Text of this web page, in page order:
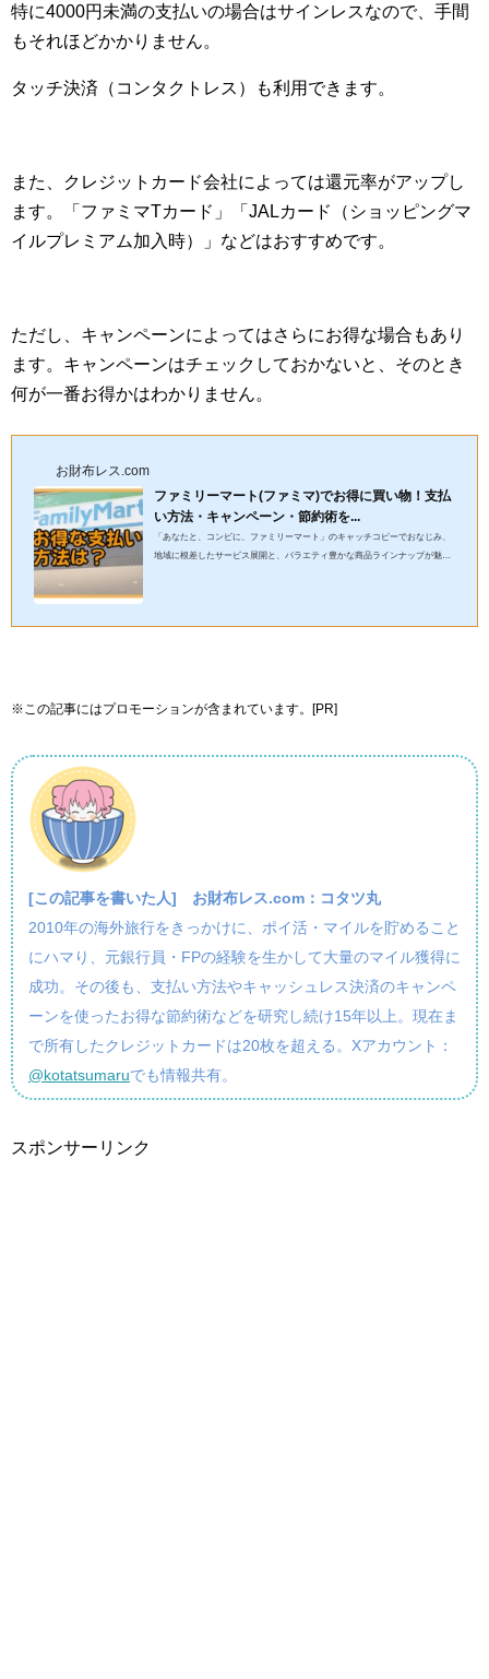
特に4000円未満の支払いの場合はサインレスなので、手間
もそれほどかかりません。
タッチ決済（コンタクトレス）も利用できます。
また、クレジットカード会社によっては還元率がアップし
ます。「ファミマTカード」「JALカード（ショッピングマ
イルプレミアム加入時）」などはおすすめです。
ただし、キャンペーンによってはさらにお得な場合もあり
ます。キャンペーンはチェックしておかないと、そのとき
何が一番お得かはわかりません。
お財布レス.com
ファミリーマート(ファミマ)でお得に買い物！支払
い方法・キャンペーン・節約術を...
「あなたと、コンビに、ファミリーマート」のキャッチコピーでおなじみ、
地域に根差したサービス展開と、バラエティ豊かな商品ラインナップが魅力
※この記事にはプロモーションが含まれています。[PR]
[この記事を書いた人] お財布レス.com：コタツ丸
2010年の海外旅行をきっかけに、ポイ活・マイルを貯めること
にハマり、元銀行員・FPの経験を生かして大量のマイル獲得に
成功。その後も、支払い方法やキャッシュレス決済のキャンペ
ーンを使ったお得な節約術などを研究し続け15年以上。現在ま
で所有したクレジットカードは20枚を超える。Xアカウント：
@kotatsumaruでも情報共有。
スポンサーリンク